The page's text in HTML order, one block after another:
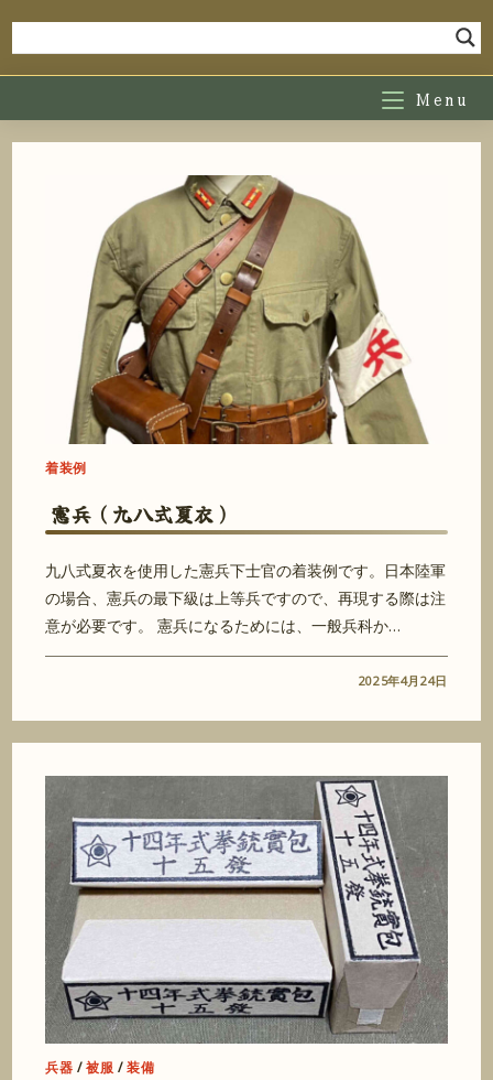
ツ
Menu
着装例
憲兵（九八式夏衣）
九八式夏衣を使用した憲兵下士官の着装例です。日本陸軍
の場合、憲兵の最下級は上等兵ですので、再現する際は注
意が必要です。 憲兵になるためには、一般兵科か…
2025年4月24日
兵器 /被服/装備